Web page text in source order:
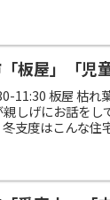
板屋」「児
11:30 板屋 枯れ
しげにお話をし
冬支度はこんな住